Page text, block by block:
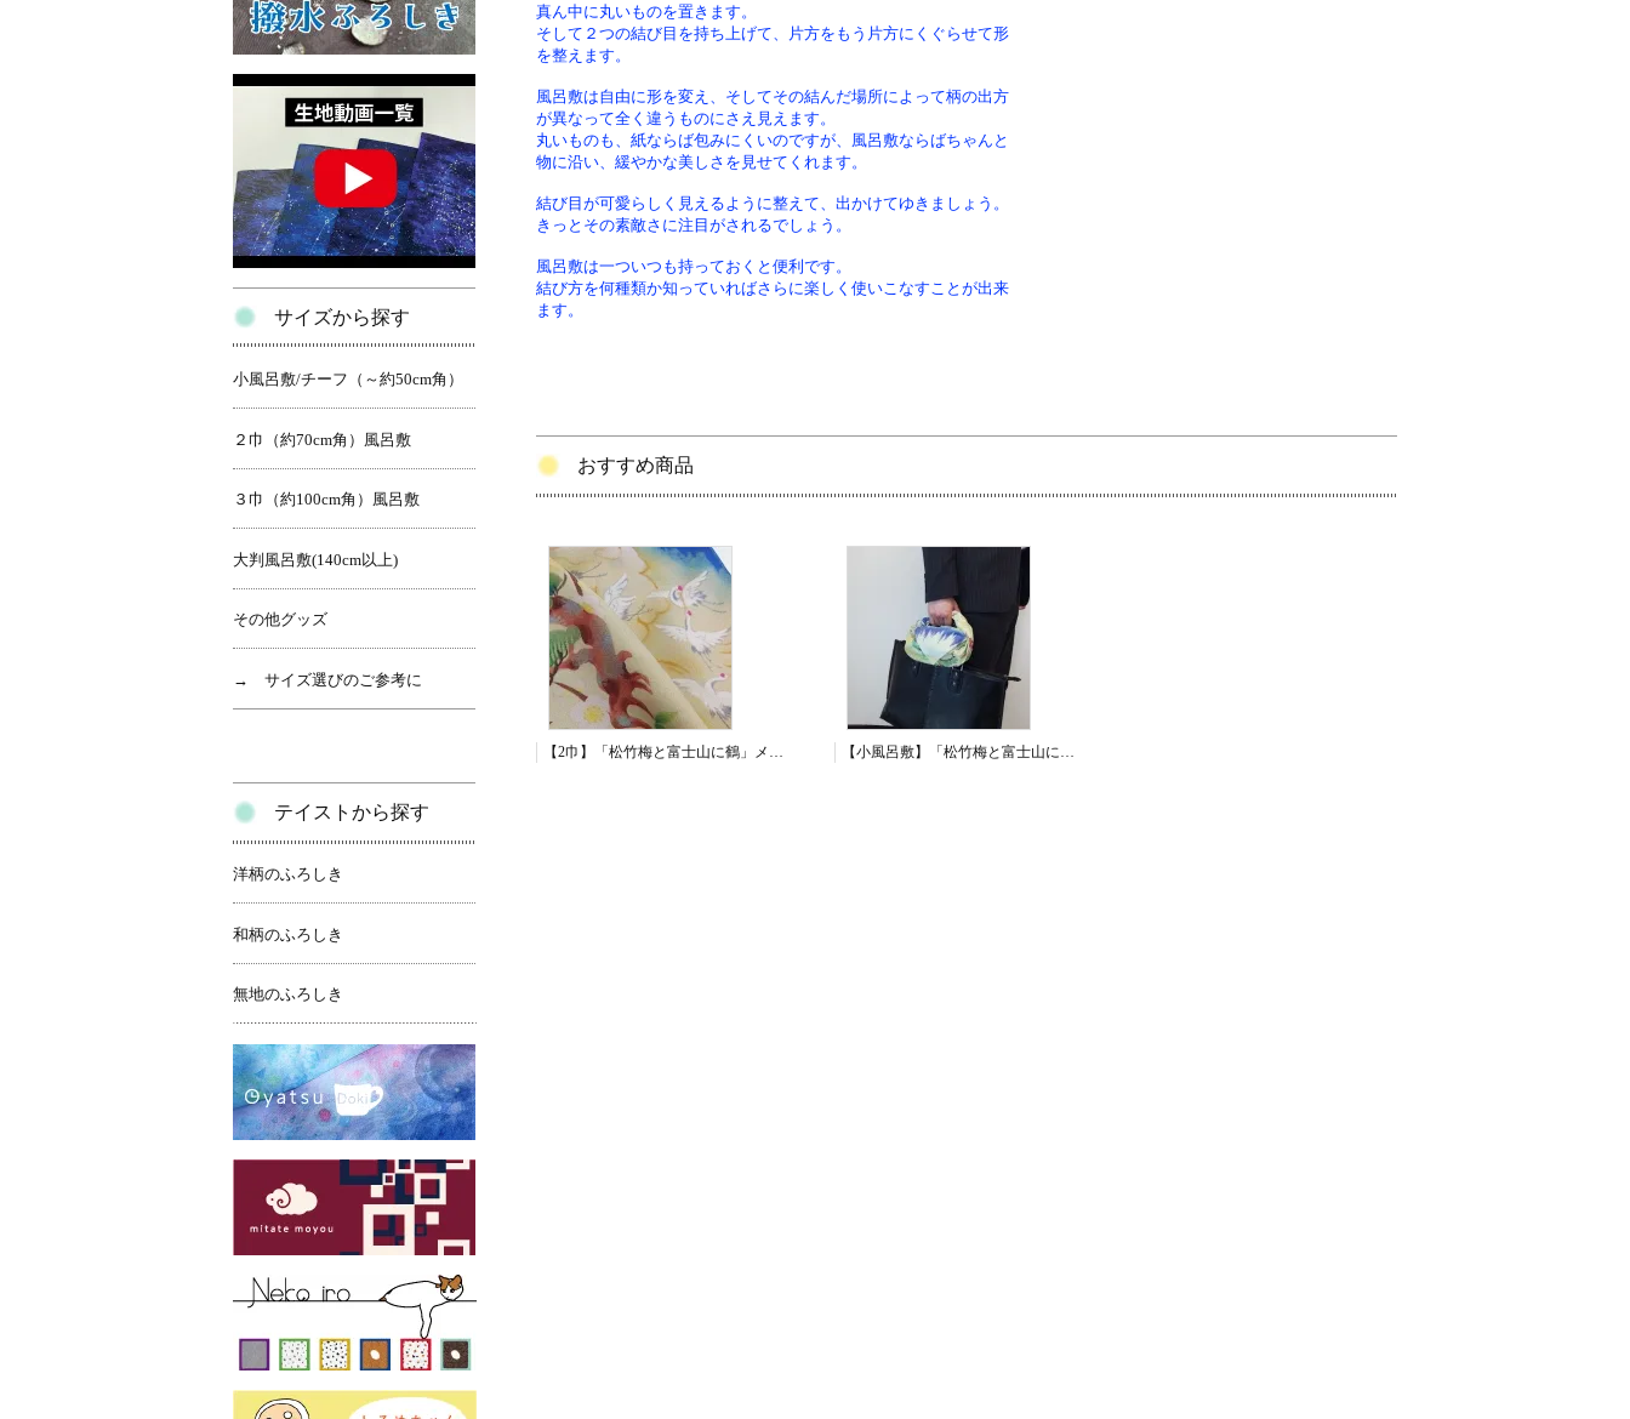
真ん中に丸いものを置きます。
そして２つの結び目を持ち上げて、片方をもう片方にくぐらせて形
を整えます。
風呂敷は自由に形を変え、そしてその結んだ場所によって柄の出方
が異なって全く違うものにさえ見えます。
丸いものも、紙ならば包みにくいのですが、風呂敷ならばちゃんと
物に沿い、緩やかな美しさを見せてくれます。
結び目が可愛らしく見えるように整えて、出かけてゆきましょう。
きっとその素敵さに注目がされるでしょう。
風呂敷は一ついつも持っておくと便利です。
結び方を何種類か知っていればさらに楽しく使いこなすことが出来
ます。
おすすめ商品
サイズから探す
小風呂敷/チーフ（～約50cm角）
２巾（約70cm角）風呂敷
３巾（約100cm角）風呂敷
大判風呂敷(140cm以上)
その他グッズ
→ サイズ選びのご参考に
テイストから探す
洋柄のふろしき
和柄のふろしき
無地のふろしき